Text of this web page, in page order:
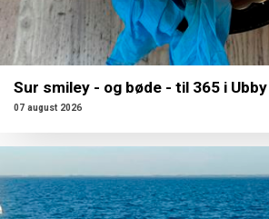
Sur smiley - og bøde - til 365 i Ubby
07 august 2026